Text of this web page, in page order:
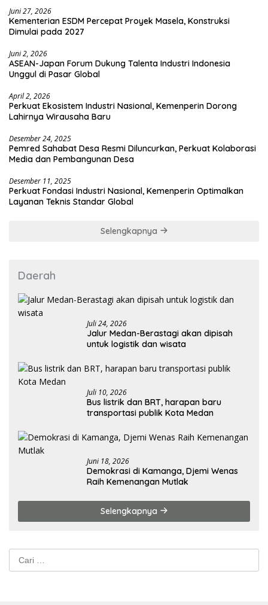
Juni 27, 2026
Kementerian ESDM Percepat Proyek Masela, Konstruksi
Dimulai pada 2027
Juni 2, 2026
ASEAN-Japan Forum Dukung Talenta Industri Indonesia
Unggul di Pasar Global
April 2, 2026
Perkuat Ekosistem Industri Nasional, Kemenperin Dorong
Lahirnya Wirausaha Baru
Desember 24, 2025
Pemred Sahabat Desa Resmi Diluncurkan, Perkuat Kolaborasi
Media dan Pembangunan Desa
Desember 11, 2025
Perkuat Fondasi Industri Nasional, Kemenperin Optimalkan
Layanan Teknis Standar Global
Selengkapnya
Daerah
Juli 24, 2026
Jalur Medan-Berastagi akan dipisah
untuk logistik dan wisata
Juli 10, 2026
Bus listrik dan BRT, harapan baru
transportasi publik Kota Medan
Juni 18, 2026
Demokrasi di Kamanga, Djemi Wenas
Raih Kemenangan Mutlak
Selengkapnya